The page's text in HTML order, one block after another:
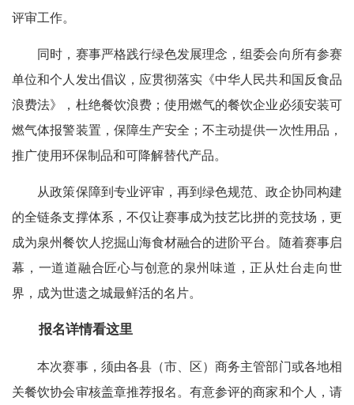
评审工作。
同时，赛事严格践行绿色发展理念，组委会向所有参赛
单位和个人发出倡议，应贯彻落实《中华人民共和国反食品
浪费法》，杜绝餐饮浪费；使用燃气的餐饮企业必须安装可
燃气体报警装置，保障生产安全；不主动提供一次性用品，
推广使用环保制品和可降解替代产品。
从政策保障到专业评审，再到绿色规范、政企协同构建
的全链条支撑体系，不仅让赛事成为技艺比拼的竞技场，更
成为泉州餐饮人挖掘山海食材融合的进阶平台。随着赛事启
幕，一道道融合匠心与创意的泉州味道，正从灶台走向世
界，成为世遗之城最鲜活的名片。
报名详情看这里
本次赛事，须由各县（市、区）商务主管部门或各地相
关餐饮协会审核盖章推荐报名。有意参评的商家和个人，请